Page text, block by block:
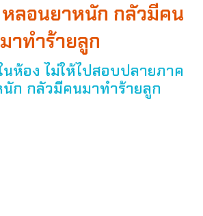
ลอนยาหนัก กลัวมีคน
มาทำร้ายลูก
ห้อง ไม่ให้ไปสอบปลายภาค
ก กลัวมีคนมาทำร้ายลูก